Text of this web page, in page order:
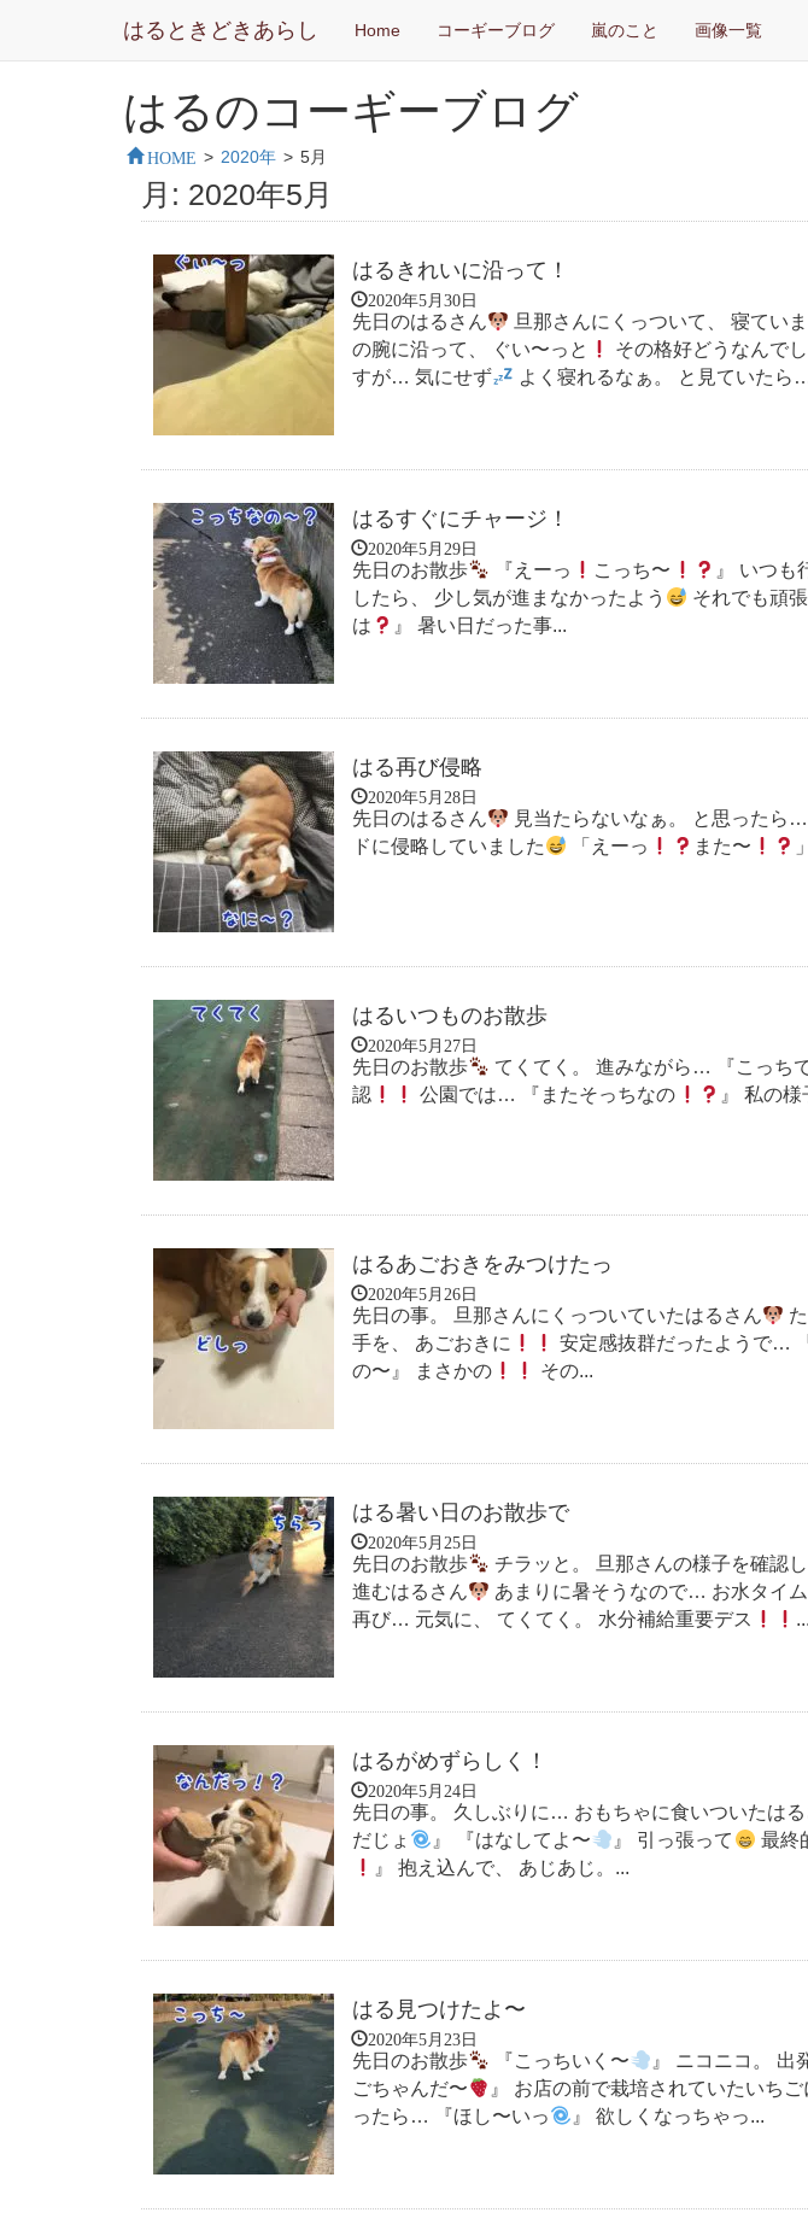
はるときどきあらし Home コーギーブログ 嵐のこと 画像一覧
はるのコーギーブログ
HOME > 2020年 > 5月
月: 2020年5月
はるきれいに沿って！
2020年5月30日
先日のはるさん
旦那さんにくっついて、 寝てい
の腕に沿って、 ぐい〜っと
その格好どうなんで
すが… 気にせず
よく寝れるなぁ。 と見ていたら
はるすぐにチャージ！
2020年5月29日
先日のお散歩 『えーっ こっち〜
』 いつも
したら、 少し気が進まなかったよう
それでも頑
は
』 暑い日だった事...
はる再び侵略
2020年5月28日
先日のはるさん 見当たらないなぁ。 と思ったら
ドに侵略していました
「えーっ また〜
はるいつものお散歩
2020年5月27日
先日のお散歩 てくてく。 進みながら… 『こっち
認
公園では… 『またそっちなの 』 私の
はるあごおきをみつけたっ
2020年5月26日
先日の事。 旦那さんにくっついていたはるさん
手を、 あごおきに
安定感抜群だったようで…
の〜』 まさかの
その...
はる暑い日のお散歩で
2020年5月25日
先日のお散歩 チラッと。 旦那さんの様子を確認
進むはるさん
あまりに暑そうなので… お水タイム
再び… 元気に、 てくてく。 水分補給重要デス
...
はるがめずらしく！
2020年5月24日
先日の事。 久しぶりに… おもちゃに食いついたはる
だじょ
』 『はなしてよ〜 』 引っ張って
最終
』 抱え込んで、 あじあじ。...
はる見つけたよ〜
2020年5月23日
先日のお散歩 『こっちいく〜 』 ニコニコ。 出
ごちゃんだ〜
』 お店の前で栽培されていたいち
ったら… 『ほし〜いっ
』 欲しくなっちゃっ...